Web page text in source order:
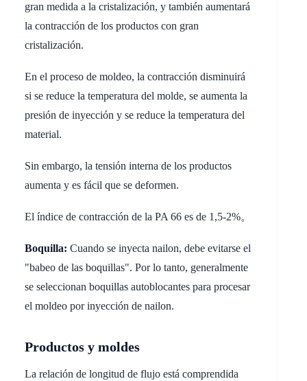
gran medida a la cristalización, y también aumentará
la contracción de los productos con gran
cristalización.
En el proceso de moldeo, la contracción disminuirá
si se reduce la temperatura del molde, se aumenta la
presión de inyección y se reduce la temperatura del
material.
Sin embargo, la tensión interna de los productos
aumenta y es fácil que se deformen.
El índice de contracción de la PA 66 es de 1,5-2%。
Boquilla: Cuando se inyecta nailon, debe evitarse el
"babeo de las boquillas". Por lo tanto, generalmente
se seleccionan boquillas autoblocantes para procesar
el moldeo por inyección de nailon.
Productos y moldes
La relación de longitud de flujo está comprendida